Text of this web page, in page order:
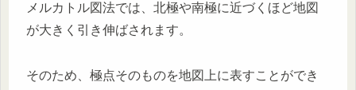
メルカトル図法では、北極や南極に近づくほど地図
が大きく引き伸ばされます。
そのため、極点そのものを地図上に表すことができ